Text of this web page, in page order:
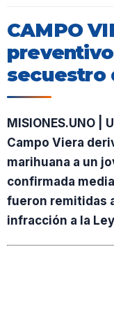
CAMPO
secuestro
MISIONES.UNO
Campo Viera
marihuana a un
confirmada
fueron remitidas
infracción a la